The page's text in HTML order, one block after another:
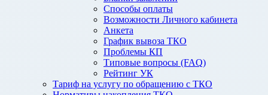
Способы оплаты
Возможности Личного кабинета
Анкета
График вывоза ТКО
Проблемы КП
Типовые вопросы (FAQ)
Рейтинг УК
Тариф на услугу по обращению с ТКО